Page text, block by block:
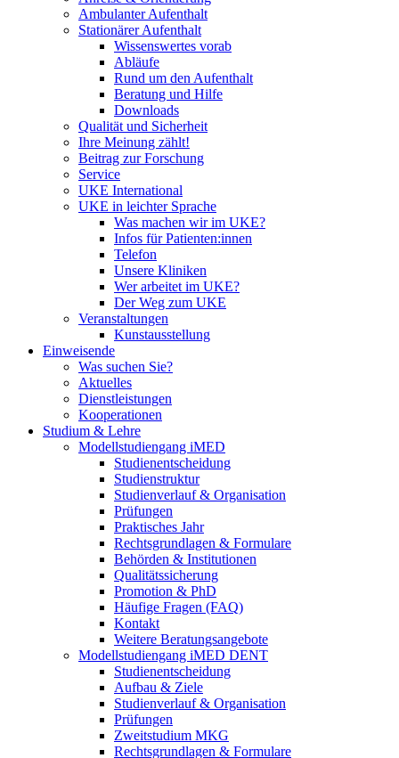
Ambulanter Aufenthalt
Stationärer Aufenthalt
Wissenswertes vorab
Abläufe
Rund um den Aufenthalt
Beratung und Hilfe
Downloads
Qualität und Sicherheit
Ihre Meinung zählt!
Beitrag zur Forschung
Service
UKE International
UKE in leichter Sprache
Was machen wir im UKE?
Infos für Patienten:innen
Telefon
Unsere Kliniken
Wer arbeitet im UKE?
Der Weg zum UKE
Veranstaltungen
Kunstausstellung
Einweisende
Was suchen Sie?
Aktuelles
Dienstleistungen
Kooperationen
Studium & Lehre
Modellstudiengang iMED
Studienentscheidung
Studienstruktur
Studienverlauf & Organisation
Prüfungen
Praktisches Jahr
Rechtsgrundlagen & Formulare
Behörden & Institutionen
Qualitätssicherung
Promotion & PhD
Häufige Fragen (FAQ)
Kontakt
Weitere Beratungsangebote
Modellstudiengang iMED DENT
Studienentscheidung
Aufbau & Ziele
Studienverlauf & Organisation
Prüfungen
Zweitstudium MKG
Rechtsgrundlagen & Formulare